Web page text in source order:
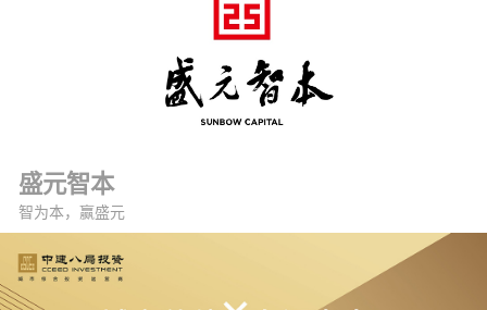
盛元智本
智为本，赢盛元